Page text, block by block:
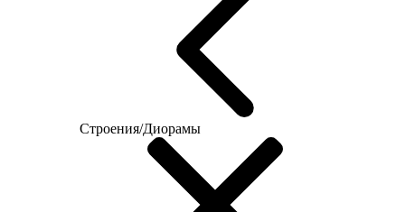
Строения/Диорамы